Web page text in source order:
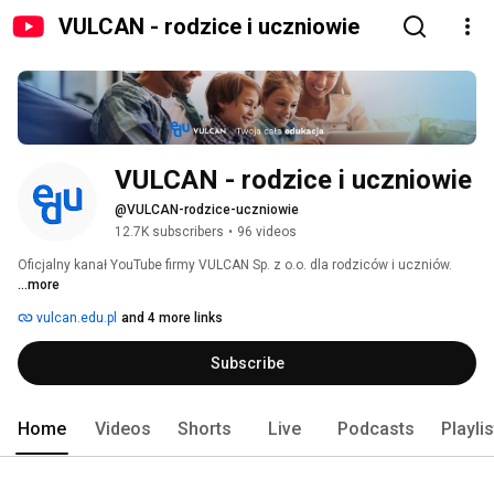
VULCAN - rodzice i uczniowie
VULCAN - rodzice i uczniowie
@VULCAN-rodzice-uczniowie
12.7K subscribers • 96 videos
Oficjalny kanał YouTube firmy VULCAN Sp. z o.o. dla rodziców i uczniów.
...more
vulcan.edu.pl and 4 more links
Subscribe
Home Videos Shorts Live Podcasts